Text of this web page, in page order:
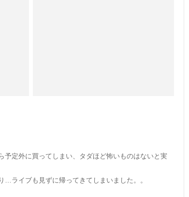
予定外に買ってしまい、タダほど怖いものはないと実
…ライブも見ずに帰ってきてしまいました。。